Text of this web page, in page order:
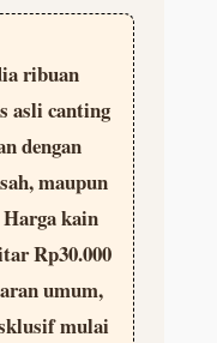
ribuan
asli canting
dengan
maupun
kain
Rp30.000
umum,
mulai